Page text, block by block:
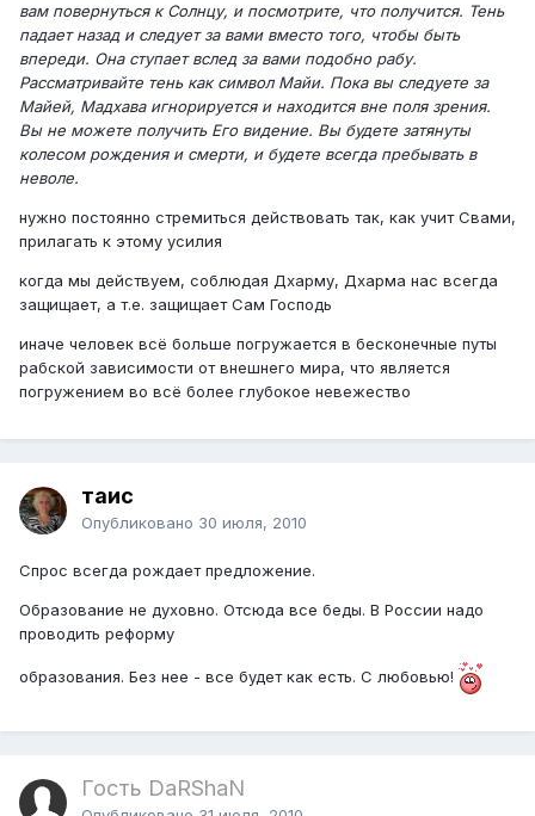
вам повернуться к Солнцу, и посмотрите, что получится. Тень
падает назад и следует за вами вместо того, чтобы быть
впереди. Она ступает вслед за вами подобно рабу.
Рассматривайте тень как символ Майи. Пока вы следуете за
Майей, Мадхава игнорируется и находится вне поля зрения.
Вы не можете получить Его видение. Вы будете затянуты
колесом рождения и смерти, и будете всегда пребывать в
неволе.
нужно постоянно стремиться действовать так, как учит Свами,
прилагать к этому усилия
когда мы действуем, соблюдая Дхарму, Дхарма нас всегда
защищает, а т.е. защищает Сам Господь
иначе человек всё больше погружается в бесконечные путы
рабской зависимости от внешнего мира, что является
погружением во всё более глубокое невежество
таис
Опубликовано 30 июля, 2010
Спрос всегда рождает предложение.
Образование не духовно. Отсюда все беды. В России надо
проводить реформу
образования. Без нее - все будет как есть. С любовью!
Гость DaRShaN